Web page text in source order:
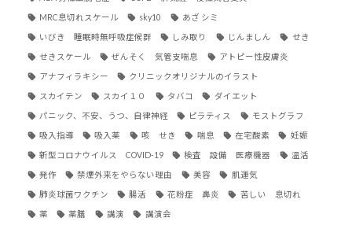
MRC息切れスケール sky10 あざ シミ
いびき 睡眠時無呼吸症候群 しみ取り じんましん せき
せきスケール ぜんそく 気管支喘息 アトピー性皮膚炎
アナフィラキシー クリニックオリジナルのイラスト
スカイテン スカイ１０ タバコ ダイエット
パニック、不安、うつ、自律神経 ピラティス モストグラフ
吸入指導 吸入薬 咳 せき 喘息 在宅酸素 妊娠
新型コロナウイルス COVID-19 検査 設備 医療機器 温活
発作 禁煙外来をやらない理由 美容 肌運気
肺炎球菌ワクチン 腸活 花粉症 鼻炎 苦しい 息切れ
薬 薬膳 講演 講演会